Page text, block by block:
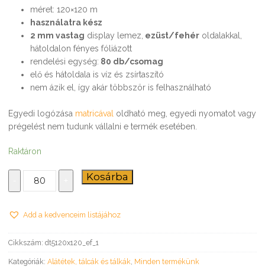
méret: 120×120 m
használatra kész
2 mm vastag display lemez, ezüst/fehéroldalakkal,
hátoldalon fényes fóliázott
rendelési egység: 80 db/csomag
elő és hátoldala is víz és zsírtaszító
nem ázik el, így akár többször is felhasználható
Egyedi logózása matricával oldható meg, egyedi nyomatot vagy
prégelést nem tudunk vállalni e termék esetében.
Raktáron
Desszertalátét
Kosárba
Add a kedvenceim listájához
Cikkszám: dt5120x120_ef_1
Kategóriák: Alátétek, tálcák és tálkák, Minden termékünk